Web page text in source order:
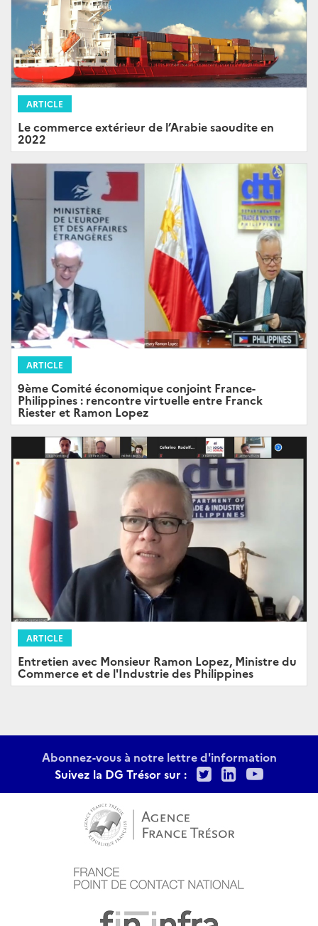
ARTICLE
Le commerce extérieur de l’Arabie saoudite en
2022
ARTICLE
9ème Comité économique conjoint France-
Philippines : rencontre virtuelle entre Franck
Riester et Ramon Lopez
ARTICLE
Entretien avec Monsieur Ramon Lopez, Ministre du
Commerce et de l'Industrie des Philippines
Abonnez-vous à notre lettre d'information
Suivez la DG Trésor sur :
TwitterLinkedIn